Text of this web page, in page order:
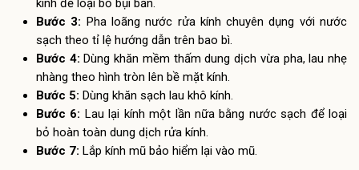
kính để loại bỏ bụi bẩn.
Bước 3: Pha loãng nước rửa kính chuyên dụng với nước
sạch theo tỉ lệ hướng dẫn trên bao bì.
Bước 4: Dùng khăn mềm thấm dung dịch vừa pha, lau nhẹ
nhàng theo hình tròn lên bề mặt kính.
Bước 5: Dùng khăn sạch lau khô kính.
Bước 6: Lau lại kính một lần nữa bằng nước sạch để loại
bỏ hoàn toàn dung dịch rửa kính.
Bước 7: Lắp kính mũ bảo hiểm lại vào mũ.